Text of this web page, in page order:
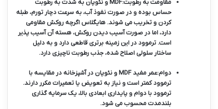
مقاومت به رطوبت:
MDF و نئوپان به شدت به رطوبت
حساس بوده و در صورت نفوذ آب، به سرعت دچار تورم، طبله
کردن و تخریب می شوند. هایگلاس اگرچه روکش مقاومی
دارد، اما در صورت آسیب دیدن روکش، هسته آن آسیب پذیر
است. ترموود در این زمینه برتری قاطعی دارد و به دلیل
ساختار سلولی اصلاح شده، جذب رطوبت ناچیزی دارد.
دوام:
عمر مفید MDF و نئوپان در آشپزخانه در مقایسه با
ترموود کمتر است و نیاز به تعویض یا تعمیرات مکرر دارند.
ترموود با دوام و پایداری ابعادی بالا، یک سرمایه گذاری
بلندمدت محسوب می شود.